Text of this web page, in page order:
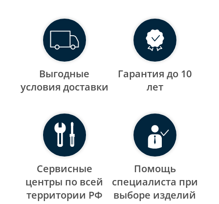
Выгодные
уcловия доставки
Гарантия до 10
лет
Сервисные
центры по всей
территории РФ
Помощь
специалиста при
выборе изделий